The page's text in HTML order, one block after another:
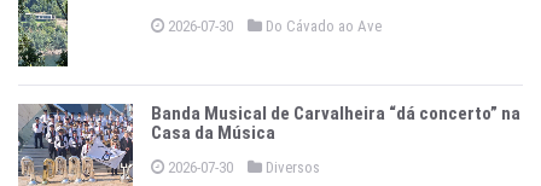
2026-07-30 Do Cávado ao Ave
Banda Musical de Carvalheira “dá concerto” na
Casa da Música
2026-07-30 Diversos